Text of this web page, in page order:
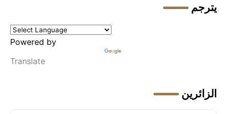
يترجم
Powered by
Translate
الزائرين